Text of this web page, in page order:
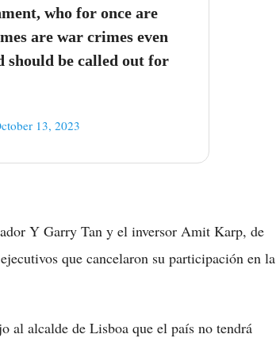
who for once are
are war crimes even
should be called out for
13, 2023
Y Garry Tan y el inversor Amit Karp, de
que cancelaron su participación en la
al alcalde de Lisboa que el país no tendrá